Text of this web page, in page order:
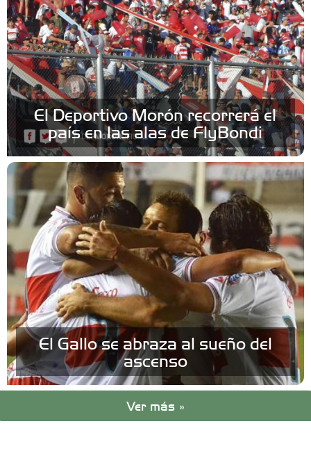
El Deportivo Morón recorrerá el
país en las alas de FlyBondi
El Gallo se abraza al sueño del
ascenso
Ver más »